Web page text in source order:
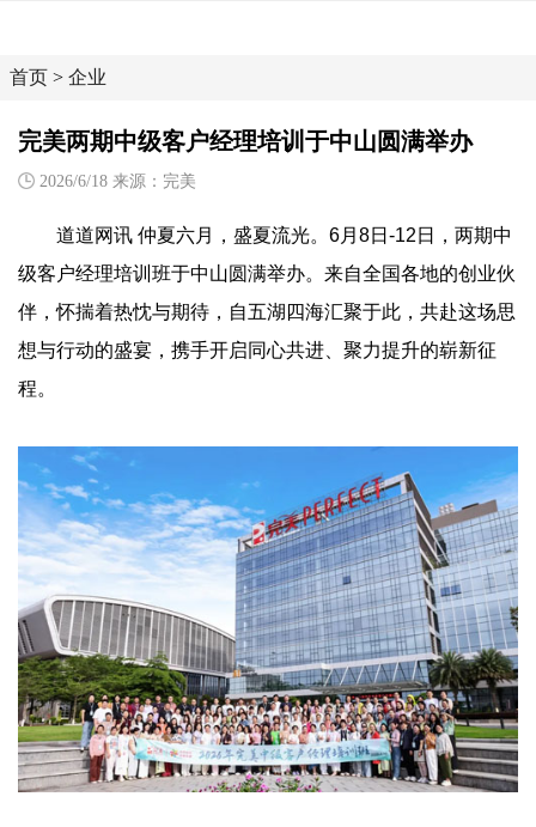
首页 > 企业
完美两期中级客户经理培训于中山圆满举办
2026/6/18 来源：完美
道道网讯 仲夏六月，盛夏流光。6月8日-12日，两期中
级客户经理培训班于中山圆满举办。来自全国各地的创业伙
伴，怀揣着热忱与期待，自五湖四海汇聚于此，共赴这场思
想与行动的盛宴，携手开启同心共进、聚力提升的崭新征
程。